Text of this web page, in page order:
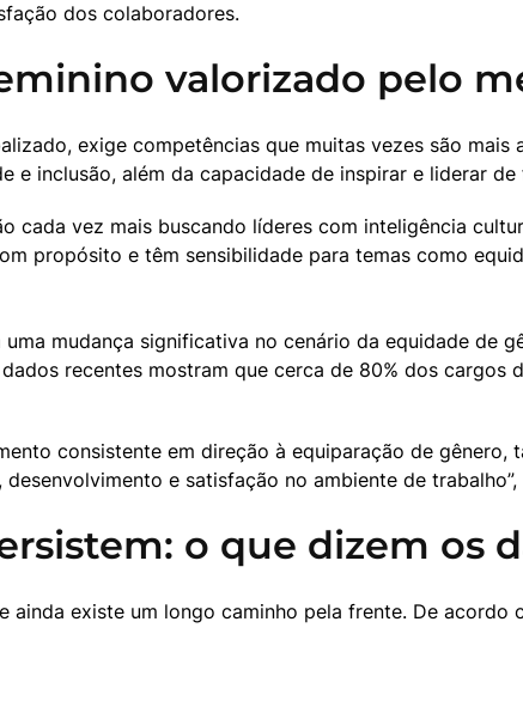
dos colaboradores.
valorizado pelo
exige competências que muitas vezes são
e inclusão, além da capacidade de inspirar e liderar
cada vez mais buscando líderes com inteligência
propósito e têm sensibilidade para temas como
mudança significativa no cenário da equidade de
recentes mostram que cerca de 80% dos
consistente em direção à equiparação de
e satisfação no ambiente de trabalho”,
o que dizem os
ainda existe um longo caminho pela frente. De